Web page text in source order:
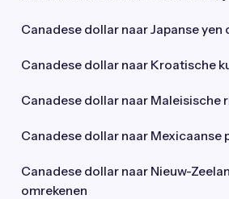
Canadese dollar naar Japanse yen
Canadese dollar naar Kroatische
Canadese dollar naar Maleisische
Canadese dollar naar Mexicaanse
Canadese dollar naar Nieuw-
omrekenen